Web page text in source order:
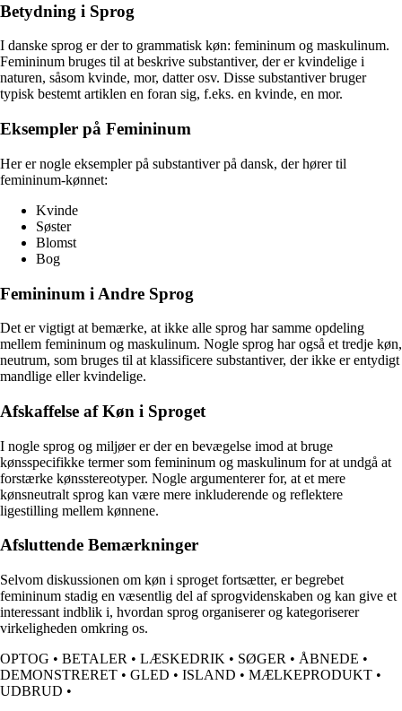
Betydning i Sprog
I danske sprog er der to grammatisk køn: femininum og maskulinum.
Femininum bruges til at beskrive substantiver, der er kvindelige i
naturen, såsom kvinde, mor, datter osv. Disse substantiver bruger
typisk bestemt artiklen en foran sig, f.eks. en kvinde, en mor.
Eksempler på Femininum
Her er nogle eksempler på substantiver på dansk, der hører til
femininum-kønnet:
Kvinde
Søster
Blomst
Bog
Femininum i Andre Sprog
Det er vigtigt at bemærke, at ikke alle sprog har samme opdeling
mellem femininum og maskulinum. Nogle sprog har også et tredje køn,
neutrum, som bruges til at klassificere substantiver, der ikke er entydigt
mandlige eller kvindelige.
Afskaffelse af Køn i Sproget
I nogle sprog og miljøer er der en bevægelse imod at bruge
kønsspecifikke termer som femininum og maskulinum for at undgå at
forstærke kønsstereotyper. Nogle argumenterer for, at et mere
kønsneutralt sprog kan være mere inkluderende og reflektere
ligestilling mellem kønnene.
Afsluttende Bemærkninger
Selvom diskussionen om køn i sproget fortsætter, er begrebet
femininum stadig en væsentlig del af sprogvidenskaben og kan give et
interessant indblik i, hvordan sprog organiserer og kategoriserer
virkeligheden omkring os.
OPTOG • BETALER • LÆSKEDRIK • SØGER • ÅBNEDE •
DEMONSTRERET • GLED • ISLAND • MÆLKEPRODUKT •
UDBRUD •